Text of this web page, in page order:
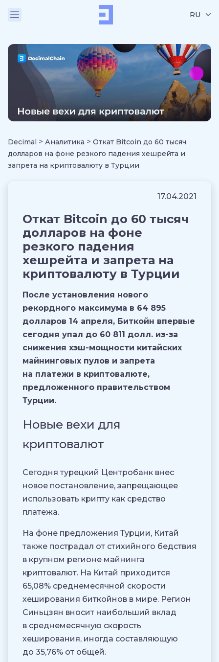
RU
Decimal > Аналитика > Откат Bitcoin до 60 тысяч
долларов на фоне резкого падения хешрейта и
запрета на криптовалюту в Турции
17.04.2021
Откат Bitcoin до 60 тысяч
долларов на фоне
резкого падения
хешрейта и запрета на
криптовалюту в Турции
После установления нового
рекордного максимума в 64 895
долларов 14 апреля, Биткойн впервые
сегодня упал до 60 811 долл. из-за
снижения хэш-мощности китайских
майнинговых пулов и запрета
на платежи в криптовалюте,
предложенного правительством
Турции.
Новые вехи для
криптовалют
Сегодня турецкий Центробанк внес
новое постановление, запрещающее
использовать крипту как средство
платежа.
На фоне предложения Турции, Китай
также пострадал от стихийного бедствия
в крупном регионе майнинга
криптовалют. На Китай приходится
65,08% среднемесячной скорости
хеширования биткойнов в мире. Регион
Синьцзян вносит наибольший вклад
в среднемесячную скорость
хеширования, иногда составляющую
до 35,76% от общей.